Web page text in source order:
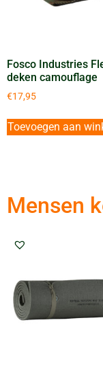
Fosco Industries
deken camouflage
€17,95
Toevoegen aan
Mensen